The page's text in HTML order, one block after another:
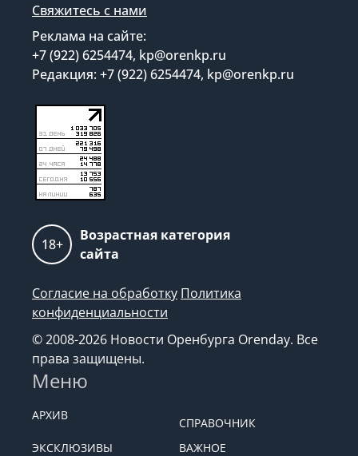
Свяжитесь с нами
Реклама на сайте:
+7 (922) 6254474, kp@orenkp.ru
Редакция: +7 (922) 6254474, kp@orenkp.ru
18+
Возрастная категория
сайта
Согласие на обработку Политика
конфиденциальности
© 2008-2026 Новости Оренбурга Orenday. Все
права защищены.
Меню
АРХИВ
СПРАВОЧНИК
ЭКСКЛЮЗИВЫ
ВАЖНОЕ